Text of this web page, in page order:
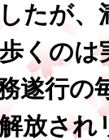
たが、
くのは
遂行の
放さ